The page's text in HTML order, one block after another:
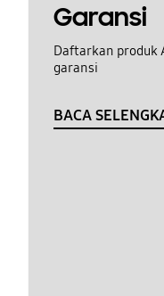
Garansi
Daftarkan produk
garansi
BACA